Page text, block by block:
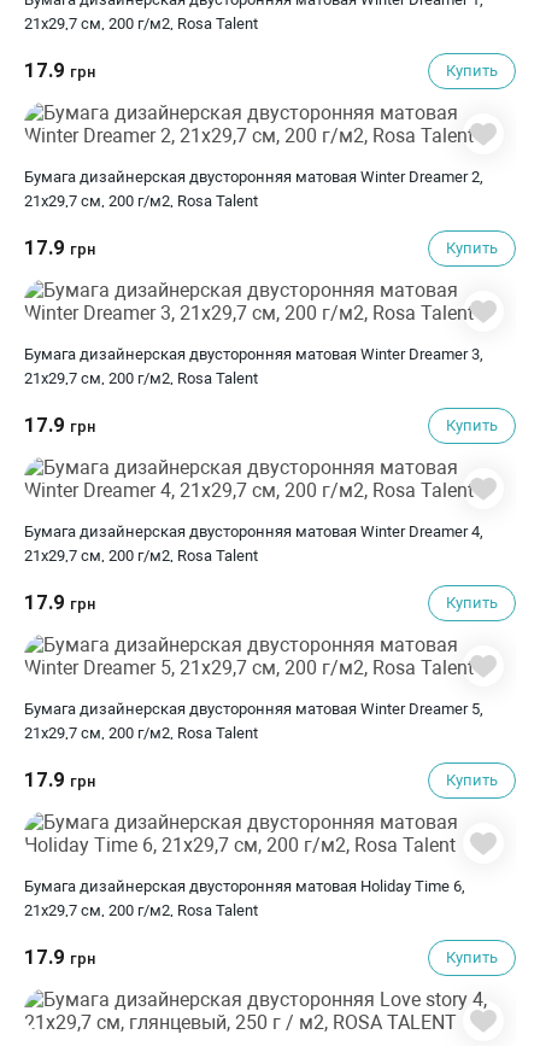
21х29,7 см, 200 г/м2, Rosa Talent
17.9 грн Купить
Бумага дизайнерская двусторонняя матовая Winter Dreamer 2,
21х29,7 см, 200 г/м2, Rosa Talent
17.9 грн Купить
Бумага дизайнерская двусторонняя матовая Winter Dreamer 3,
21х29,7 см, 200 г/м2, Rosa Talent
17.9 грн Купить
Бумага дизайнерская двусторонняя матовая Winter Dreamer 4,
21х29,7 см, 200 г/м2, Rosa Talent
17.9 грн Купить
Бумага дизайнерская двусторонняя матовая Winter Dreamer 5,
21х29,7 см, 200 г/м2, Rosa Talent
17.9 грн Купить
Бумага дизайнерская двусторонняя матовая Holiday Time 6,
21х29,7 см, 200 г/м2, Rosa Talent
17.9 грн Купить